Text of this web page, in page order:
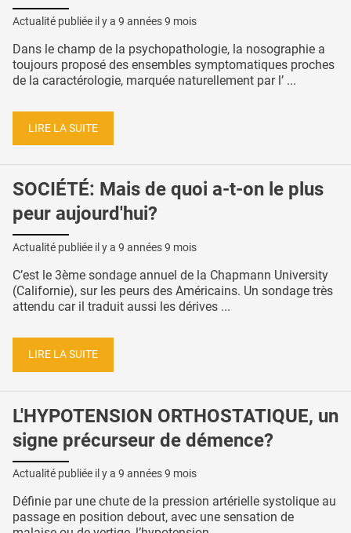
Actualité publiée il y a 9 années 9 mois
Dans le champ de la psychopathologie, la nosographie a
toujours proposé des ensembles symptomatiques proches
de la caractérologie, marquée naturellement par l’ ...
LIRE LA SUITE
SOCIÉTÉ: Mais de quoi a-t-on le plus
peur aujourd'hui?
Actualité publiée il y a 9 années 9 mois
C’est le 3ème sondage annuel de la Chapmann University
(Californie), sur les peurs des Américains. Un sondage très
attendu car il traduit aussi les dérives ...
LIRE LA SUITE
L'HYPOTENSION ORTHOSTATIQUE, un
signe précurseur de démence?
Actualité publiée il y a 9 années 9 mois
Définie par une chute de la pression artérielle systolique au
passage en position debout, avec une sensation de